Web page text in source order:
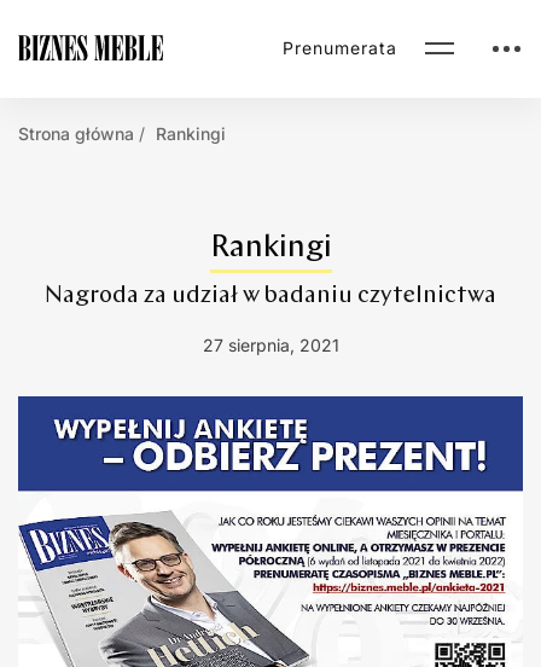
Prenumerata
Strona główna Rankingi
Rankingi
Nagroda za udział w badaniu czytelnictwa
27 sierpnia, 2021